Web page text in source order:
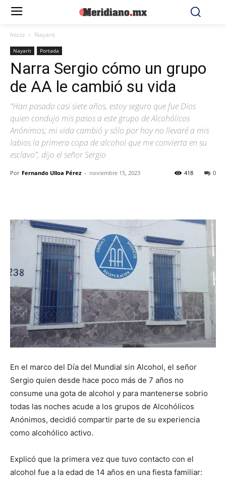
Inicio Nayarit
Nayarit Portada
Narra Sergio cómo un grupo
de AA le cambió su vida
“Han pasado casi siete años, estoy seguro que fue Dios
quien condujo mis pasos a este grupo de Alcohólicos
Anónimos; mi vida cambió y sólo por hoy no llevaré a mis
labios la primera copa de alcohol que me convierta en su
esclavo”, dijo el señor Sergio
Por Fernando Ulloa Pérez - noviembre 15, 2023 0
418
En el marco del Día del Mundial sin Alcohol, el señor
Sergio quien desde hace poco más de 7 años no
consume una gota de alcohol y para mantenerse sobrio
todas las noches acude a los grupos de Alcohólicos
Anónimos, decidió compartir parte de su experiencia
como alcohólico activo.
Explicó que la primera vez que tuvo contacto con el
alcohol fue a la edad de 14 años en una fiesta familiar: